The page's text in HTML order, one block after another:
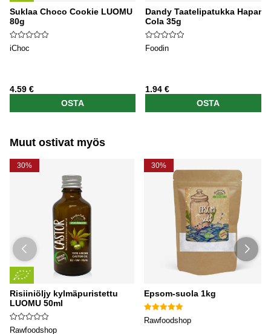
Suklaa Choco Cookie LUOMU
80g
iChoc
4.59 €
OSTA
Dandy Taatelipatukka Hapan
Cola 35g
Foodin
1.94 €
OSTA
Muut ostivat myös
30%
Risiiniöljy kylmäpuristettu
LUOMU 50ml
Rawfoodshop
30%
Epsom-suola 1kg
Rawfoodshop